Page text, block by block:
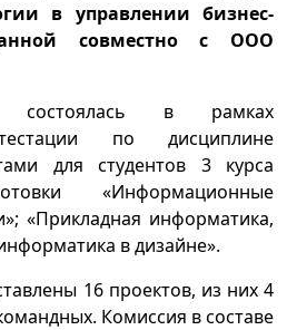
в управлении бизнес-
совместно с ООО
состоялась в рамках
по дисциплине
для студентов 3 курса
«Информационные
«Прикладная информатика,
в дизайне».
16 проектов, из них 4
Комиссия в составе